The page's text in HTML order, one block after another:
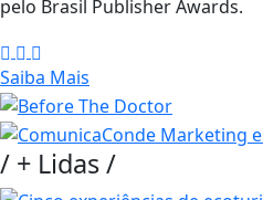
pelo Brasil Publisher Awards.
Saiba Mais
/ + Lidas/